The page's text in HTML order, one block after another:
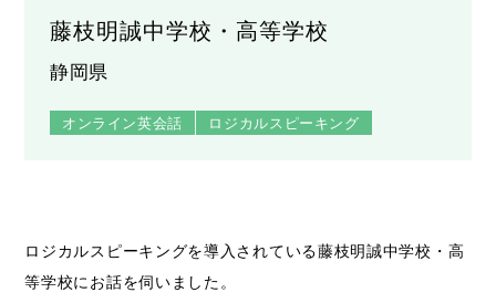
藤枝明誠中学校・高等学校
静岡県
オンライン英会話 ロジカルスピーキング
ロジカルスピーキングを導入されている藤枝明誠中学校・高
等学校にお話を伺いました。